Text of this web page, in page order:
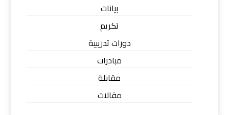
بيانات
تكريم
دورات تدريبية
مبادرات
مقابلة
مقالات